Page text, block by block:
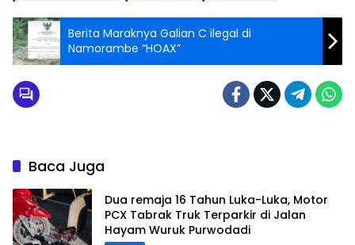
Berita Maraknya Galian C ilegal di
Namorambe “HOAX”
Baca Juga
Dua remaja 16 Tahun Luka-Luka, Motor
PCX Tabrak Truk Terparkir di Jalan
Hayam Wuruk Purwodadi